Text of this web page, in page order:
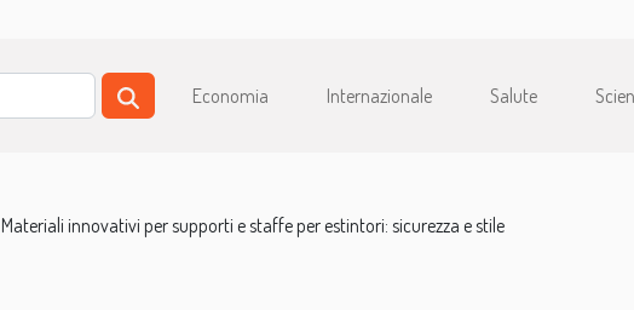
Economia Internazionale Salute
Materiali innovativi per supporti e staffe per estintori: sicurezza e stile